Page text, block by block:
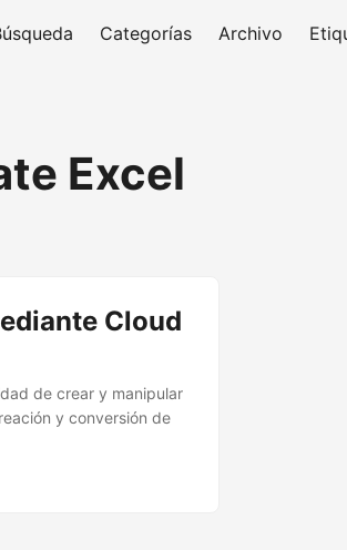
Categorías Archivo
Excel
Cloud
de crear y manipular
y conversión de